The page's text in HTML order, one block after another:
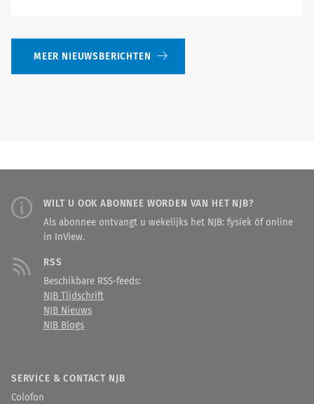
MEER NIEUWSBERICHTEN
WILT U OOK ABONNEE WORDEN VAN HET NJB?
Als abonnee ontvangt u wekelijks het NJB: fysiek óf online
in InView.
RSS
Beschikbare RSS-feeds:
NJB Tijdschrift
NJB Nieuws
NJB Blogs
SERVICE & CONTACT NJB
Colofon